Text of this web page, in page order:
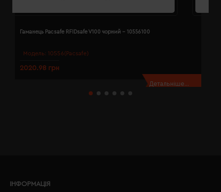
Модель: 10556(Pacsafe)
Гаманець Pacsafe RFIDsafe V100 чорний - 10556100
2020.98 грн
Детальніше...
ІНФОРМАЦІЯ